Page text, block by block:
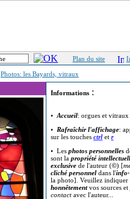
Plan du site
Photos: les Bayards, vitraux
Informations :
• Accueil: orgues et vitraux
• Rafraîchir l'affichage:
sur les touches ctrl et r
• Les photos personnelles
sont la propriété
exclusive de l'auteur (©) [
cliché personnel dans l'
la photo]. Veuillez indiquer
honnêtementvos sources et
contactavec l'auteur...